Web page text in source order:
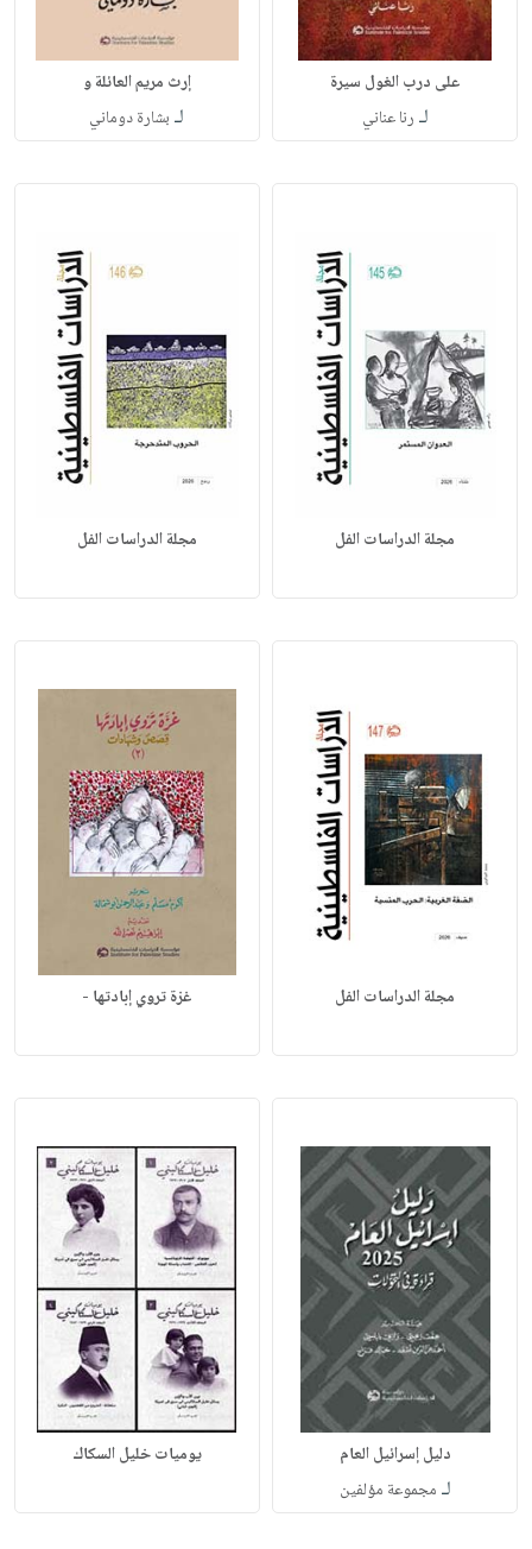
على درب الغول سيرة
لـ رنا عناني
إرث مريم العائلة و
لـ بشارة دوماني
مجلة الدراسات الفل مجلة الدراسات الفل
مجلة الدراسات الفل غزة تروي إبادتها -
دليل إسرائيل العام
لـ مجموعة مؤلفين
يوميات خليل السكاك